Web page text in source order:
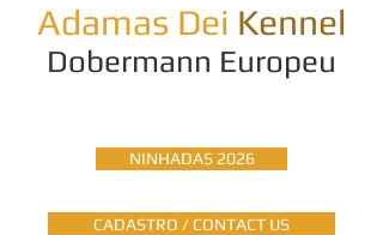
Adamas Dei Kennel
Dobermann Europeu
NINHADAS 2026
CADASTRO / CONTACT US